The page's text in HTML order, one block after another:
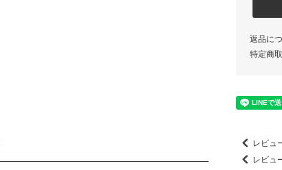
返品に
特定商
レビュ
レビュ